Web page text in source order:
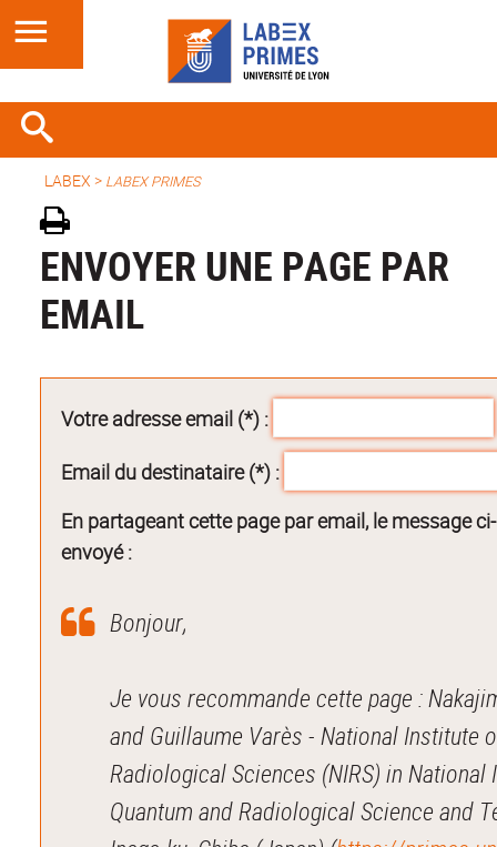
LABEX > LABEX PRIMES
ENVOYER UNE PAGE PAR
EMAIL
Votre adresse email (*) :
Email du destinataire (*) :
En partageant cette page par email, le message
envoyé :
Bonjour,
Je vous recommande cette page :
and Guillaume Varès - National Institute
Radiological Sciences (NIRS) in
Quantum and Radiological Science and